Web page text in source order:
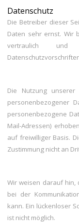
Datenschutz
Die Betreiber dieser
Daten sehr ernst. Wir
vertraulich und
Die Nutzung
personenbezogener
personenbezogene
Mail-Adressen)
auf freiwilliger Basis.
Zustimmung nicht an
Wir weisen darauf hin,
bei der
kann. Ein lückenloser
ist nicht möglich.